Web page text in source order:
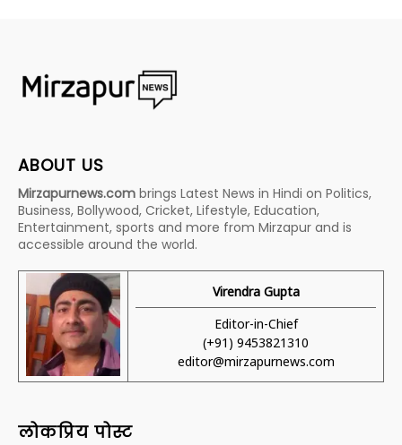
ABOUT US
Mirzapurnews.com brings Latest News in Hindi on Politics,
Business, Bollywood, Cricket, Lifestyle, Education,
Entertainment, sports and more from Mirzapur and is
accessible around the world.
Virendra Gupta
Editor-in-Chief
(+91) 9453821310
editor@mirzapurnews.com
लोकप्रिय पोस्ट